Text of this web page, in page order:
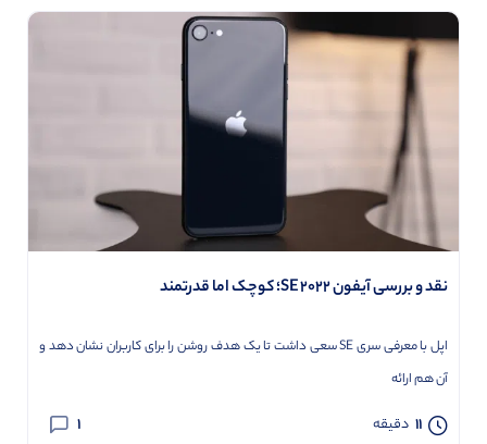
نقد و بررسی آیفون SE 2022؛ کوچک اما قدرتمند
اپل با معرفی سری SE سعی داشت تا یک هدف روشن را برای کاربران نشان دهد و
آن هم ارائه
11 دقیقه 1